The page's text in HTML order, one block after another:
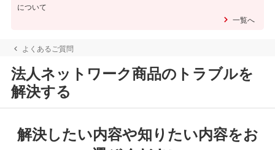
について
一覧へ
よくあるご質問
法人ネットワーク商品のトラブルを
解決する
解決したい内容や知りたい内容をお